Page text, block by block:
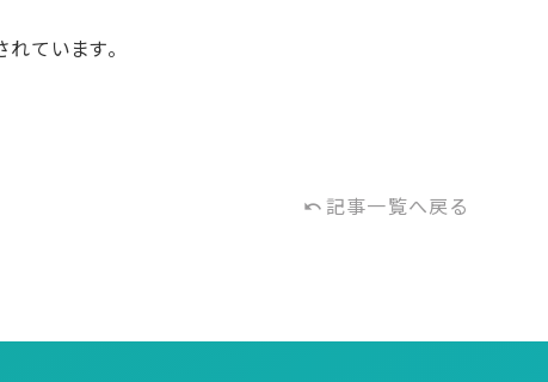
ています。
undo 記事一覧へ戻る